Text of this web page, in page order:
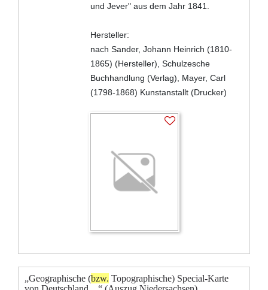
und Jever" aus dem Jahr 1841.
Hersteller:
nach Sander, Johann Heinrich (1810-
1865) (Hersteller), Schulzesche
Buchhandlung (Verlag), Mayer, Carl
(1798-1868) Kunstanstallt (Drucker)
„Geographische (bzw. Topographische) Special-Karte